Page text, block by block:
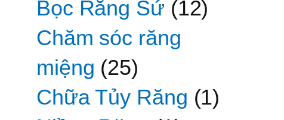
Bọc Răng Sứ (12)
Chăm sóc răng
miệng (25)
Chữa Tủy Răng (1)